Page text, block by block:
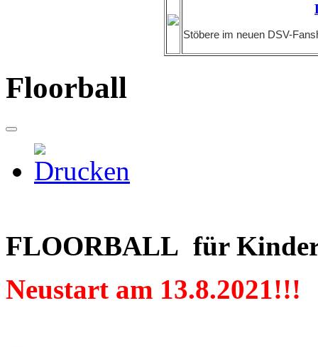
Stöbere im neuen DSV-
Floorball
FLOORBALL für Kinder
Neustart am 13.8.2021!!!